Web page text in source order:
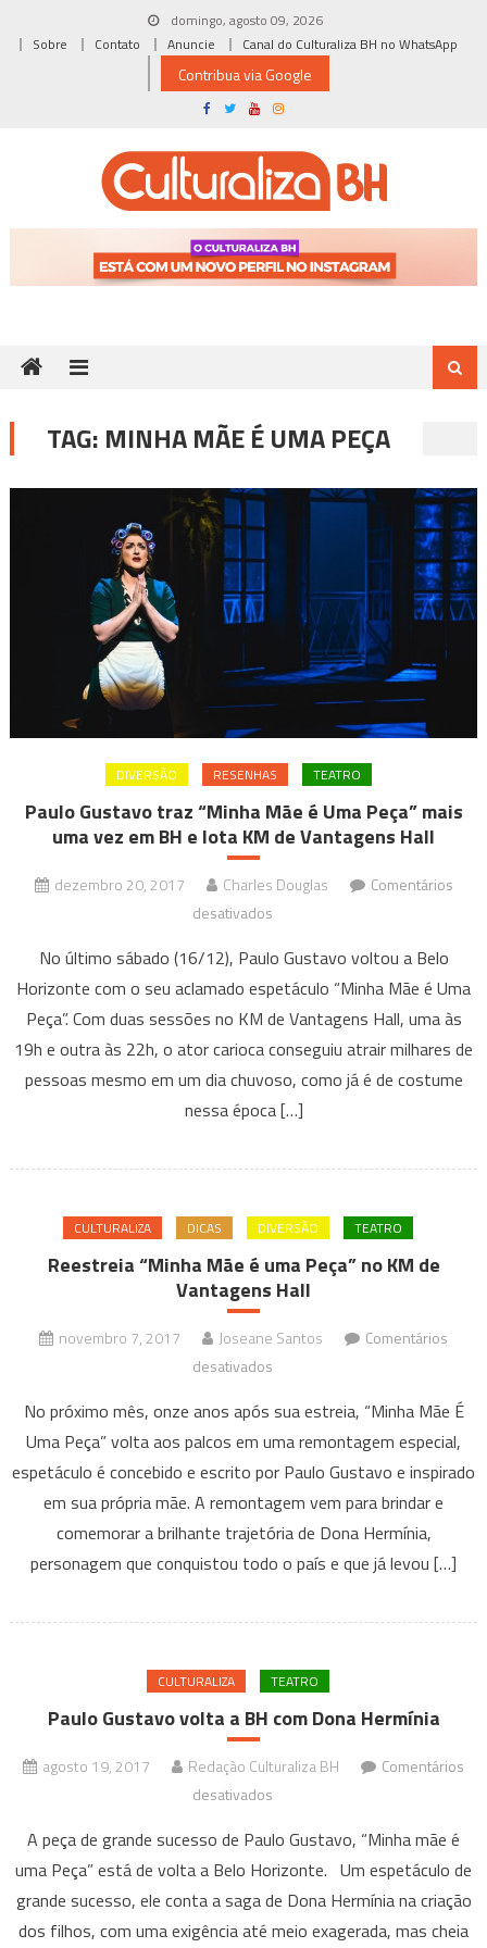
domingo, agosto 09, 2026
Sobre
Contato Anuncie Canal do Culturaliza BH no WhatsApp
Contribua via Google
TAG: MINHA MÃE É UMA PEÇA
DIVERSÃO RESENHAS TEATRO
Paulo Gustavo traz “Minha Mãe é Uma Peça” mais
uma vez em BH e lota KM de Vantagens Hall
dezembro 20, 2017 Charles Douglas
Comentários
desativados
Gustavo
traz
“Minha
Mãe
é
Uma
em
BH
e
KM
Vantagens
No último sábado (16/12), Paulo Gustavo voltou a Belo
Horizonte com o seu aclamado espetáculo “Minha Mãe é Uma
Peça”. Com duas sessões no KM de Vantagens Hall, uma às
19h e outra às 22h, o ator carioca conseguiu atrair milhares de
pessoas mesmo em um dia chuvoso, como já é de costume
nessa época […]
CULTURALIZA DICAS DIVERSÃO TEATRO
Reestreia “Minha Mãe é uma Peça” no KM de
Vantagens Hall
novembro 7, 2017 Joseane Santos
Comentários
desativados
“Minha
Mãe
é
uma
Peça”
No próximo mês, onze anos após sua estreia, “Minha Mãe É
Uma Peça” volta aos palcos em uma remontagem especial,
espetáculo é concebido e escrito por Paulo Gustavo e inspirado
em sua própria mãe. A remontagem vem para brindar e
comemorar a brilhante trajetória de Dona Hermínia,
personagem que conquistou todo o país e que já levou […]
CULTURALIZA TEATRO
Paulo Gustavo volta a BH com Dona Hermínia
agosto 19, 2017 Redação Culturaliza BH
Comentários
desativados
Gustavo
volta
a
BH
A peça de grande sucesso de Paulo Gustavo, “Minha mãe é
uma Peça” está de volta a Belo Horizonte. Um espetáculo de
grande sucesso, ele conta a saga de Dona Hermínia na criação
dos filhos, com uma exigência até meio exagerada, mas cheia